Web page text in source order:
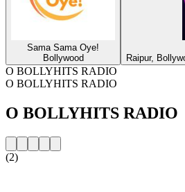
Sama Sama Oye!
Bollywood
Raipur,
O BOLLYHITS RADIO
O BOLLYHITS RADIO
O BOLLYHITS RADIO
(2)